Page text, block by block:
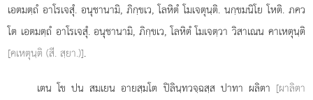
เอตมตฺถํ อาโรเจสุํ. อนุชานามิ, ภิกฺขเว, โลหิตํโมเจตุนฺติ. นกฺขมนิโย โหติ. ภคว
โต เอตมตฺถํ อาโรเจสุํ. อนุชานามิ, ภิกฺขเว, โลหิตํ โมเจตฺวา วิสาเณน คาเหตุนฺติ
[คเหตุนฺติ (สี. สฺยา.)].
เตน โข ปน สมเยน อายสฺมโต ปิลินฺทวจฺฉสฺส ปาทา ผลิตา [ผาลิตา